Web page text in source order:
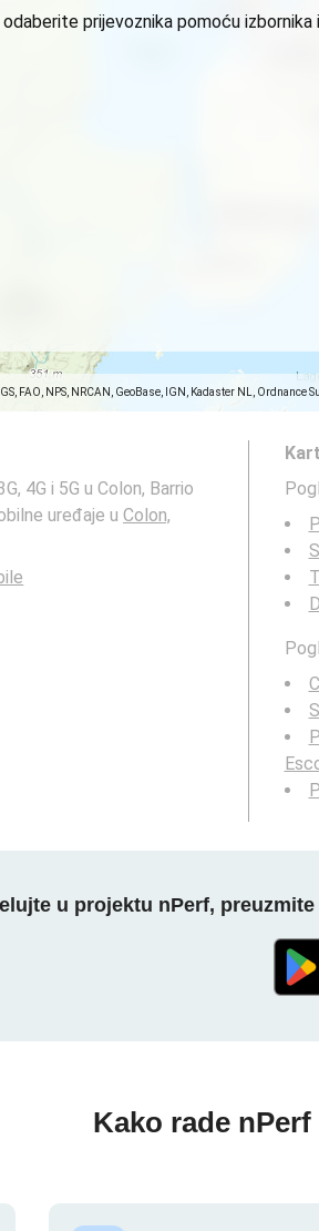
FAO, NPS, NRCAN, GeoBase, IGN, Kadaster NL,
prijevoznika pomoću
4G i 5G u Colon, Barrio
uređaje u Colon,
u projektu nPerf,
Kako rade